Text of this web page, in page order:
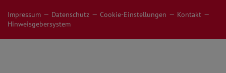
Impressum Datenschutz Cookie-Einstellungen
Kontakt
Hinweisgebersystem